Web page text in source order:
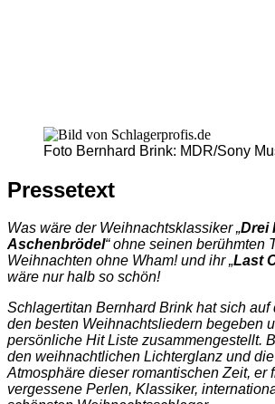
Foto Bernhard Brink: MDR/Sony
Pressetext
Was wäre der Weihnachtsklassiker „Drei
Aschenbrödel“ ohne seinen berühmten
Weihnachten ohne Wham! und ihr „Last
wäre nur halb so schön!
Schlagertitan Bernhard Brink hat sich auf
den besten Weihnachtsliedern begeben
persönliche Hit Liste zusammengestellt.
den weihnachtlichen Lichterglanz und
Atmosphäre dieser romantischen Zeit, er
vergessene Perlen, Klassiker,